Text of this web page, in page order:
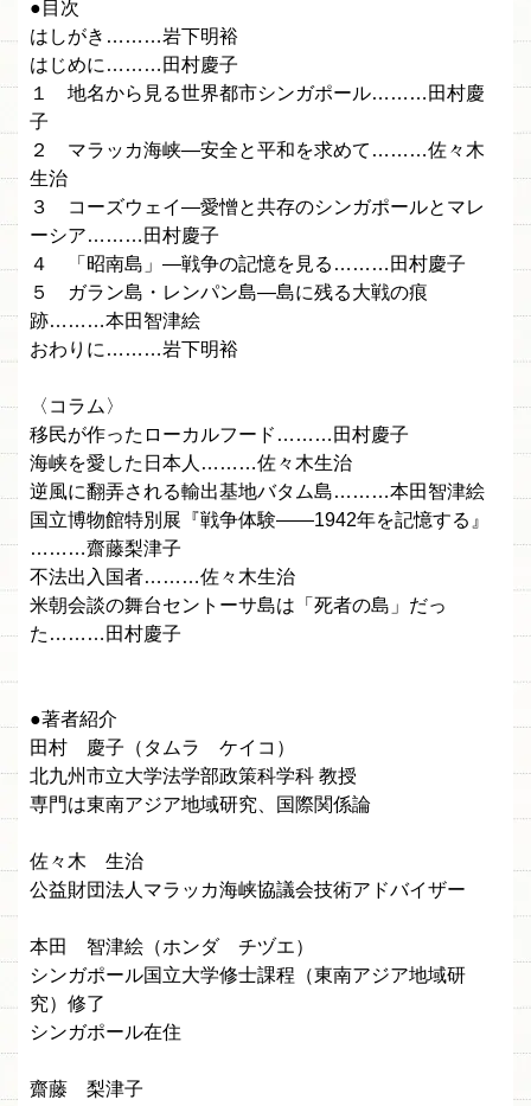
●目次
はしがき………岩下明裕
はじめに………田村慶子
１ 地名から見る世界都市シンガポール………田村慶
子
２ マラッカ海峡―安全と平和を求めて………佐々木
生治
３ コーズウェイ―愛憎と共存のシンガポールとマレ
ーシア………田村慶子
４ 「昭南島」―戦争の記憶を見る………田村慶子
５ ガラン島・レンパン島―島に残る大戦の痕
跡………本田智津絵
おわりに………岩下明裕
〈コラム〉
移民が作ったローカルフード………田村慶子
海峡を愛した日本人………佐々木生治
逆風に翻弄される輸出基地バタム島………本田智津絵
国立博物館特別展『戦争体験――1942年を記憶する』
………齋藤梨津子
不法出入国者………佐々木生治
米朝会談の舞台セントーサ島は「死者の島」だっ
た………田村慶子
●著者紹介
田村 慶子（タムラ ケイコ）
北九州市立大学法学部政策科学科 教授
専門は東南アジア地域研究、国際関係論
佐々木 生治
公益財団法人マラッカ海峡協議会技術アドバイザー
本田 智津絵（ホンダ チヅエ）
シンガポール国立大学修士課程（東南アジア地域研
究）修了
シンガポール在住
齋藤 梨津子